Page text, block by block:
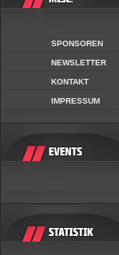
SPONSOREN
NEWSLETTER
KONTAKT
IMPRESSUM